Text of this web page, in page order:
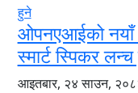
ओपनएआईको नयाँ
स्मार्ट स्पिकर
आइतबार, २४ साउन,